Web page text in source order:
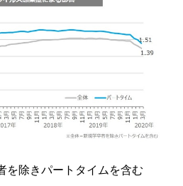
を除きパートタイムを含む